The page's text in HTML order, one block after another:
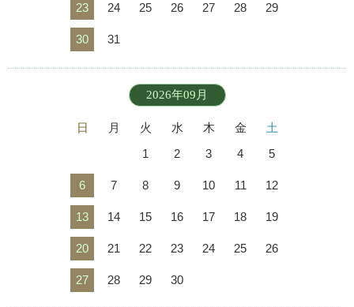
23 24 25 26 27 28 29
30 31
2026年09月
日 月 火 水 木 金
土
1
2 3 4 5
6 7 8 9 10 11 12
13 14 15 16 17 18 19
20 21 22 23 24 25 26
27 28 29 30